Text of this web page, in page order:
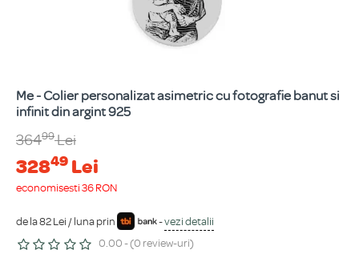
Me - Colier personalizat asimetric cu fotografie banut si
infinit din argint 925
36499Lei
32849 Lei
economisești 36 RON
de la 82 Lei / luna prin -vezi detalii
0.00 - (0 review-uri)